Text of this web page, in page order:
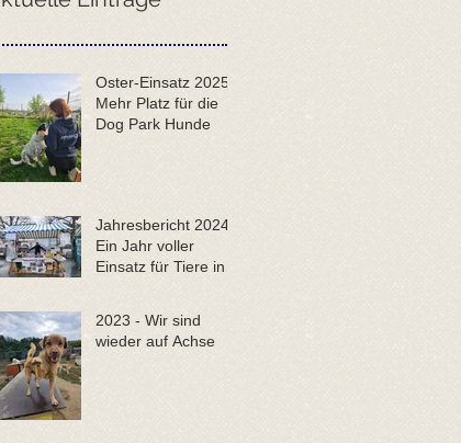
Oster-Einsatz 2025:
Mehr Platz für die
Dog Park Hunde
Jahresbericht 2024 -
Ein Jahr voller
Einsatz für Tiere in
2023 - Wir sind
wieder auf Achse